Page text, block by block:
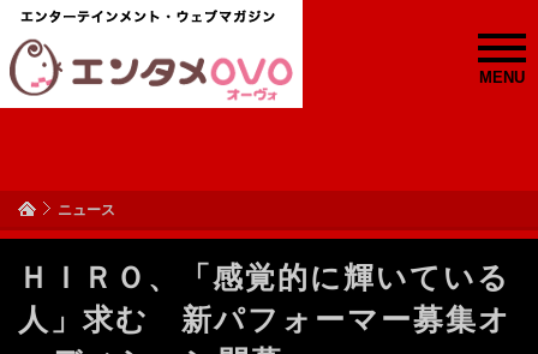
MENU
ニュース
ＨＩＲＯ、「感覚的に輝いている
人」求む 新パフォーマー募集オ